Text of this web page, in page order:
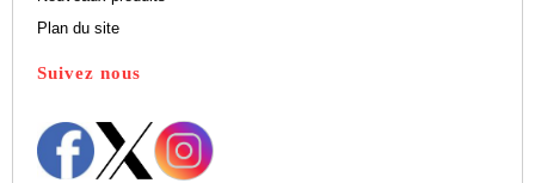
Plan du site
Suivez nous